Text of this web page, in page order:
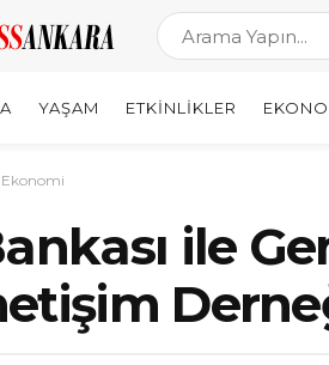
YAŞAM ETKINLIKLER
Ekonomi
ile